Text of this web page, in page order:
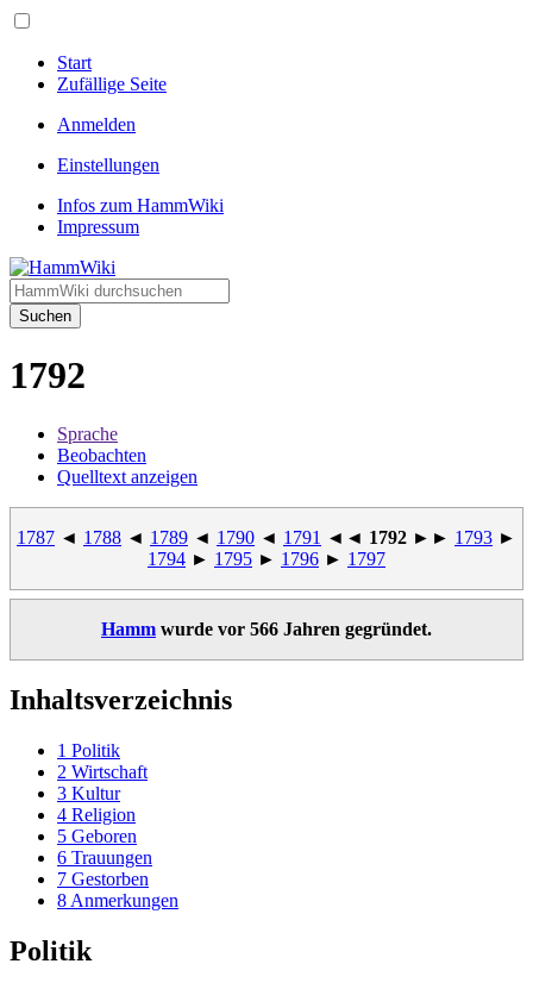
Start
Zufällige Seite
Anmelden
Einstellungen
Infos zum HammWiki
Impressum
Suchen
1792
Sprache
Beobachten
Quelltext anzeigen
1787 ◄ 1788 ◄ 1789 ◄ 1790 ◄ 1791 ◄◄ 1792 ►► 1793 ►
1794 ► 1795 ► 1796 ► 1797
Hamm wurde vor 566 Jahren gegründet.
Inhaltsverzeichnis
1 Politik
2 Wirtschaft
3 Kultur
4 Religion
5 Geboren
6 Trauungen
7 Gestorben
8 Anmerkungen
Politik